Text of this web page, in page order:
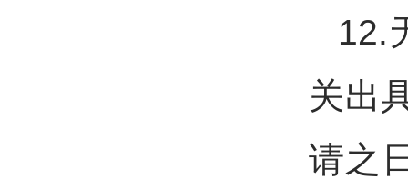
12.
关出
请之